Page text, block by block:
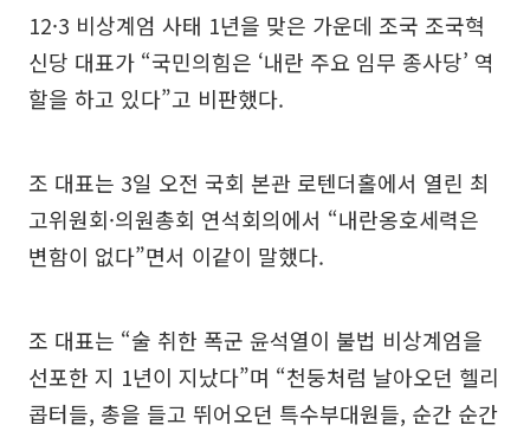
12·3 비상계엄 사태 1년을 맞은 가운데 조국 조국혁
신당 대표가 “국민의힘은 ‘내란 주요 임무 종사당’ 역
할을 하고 있다”고 비판했다.
조 대표는 3일 오전 국회 본관 로텐더홀에서 열린 최
고위원회·의원총회 연석회의에서 “내란옹호세력은
변함이 없다”면서 이같이 말했다.
조 대표는 “술 취한 폭군 윤석열이 불법 비상계엄을
선포한 지 1년이 지났다”며 “천둥처럼 날아오던 헬리
콥터들, 총을 들고 뛰어오던 특수부대원들, 순간 순간